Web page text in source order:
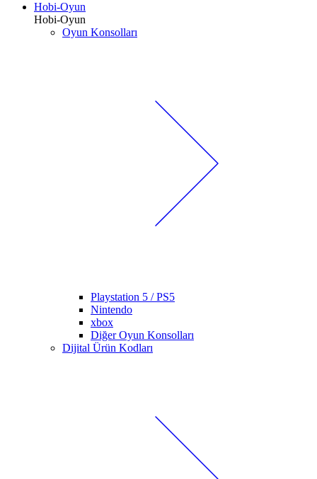
Hobi-Oyun
Hobi-Oyun
Oyun Konsolları
Playstation 5 / PS5
Nintendo
xbox
Diğer Oyun Konsolları
Dijital Ürün Kodları